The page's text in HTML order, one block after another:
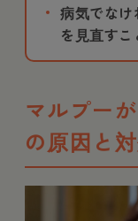
病気でな
を見直す
マルプー
の原因と